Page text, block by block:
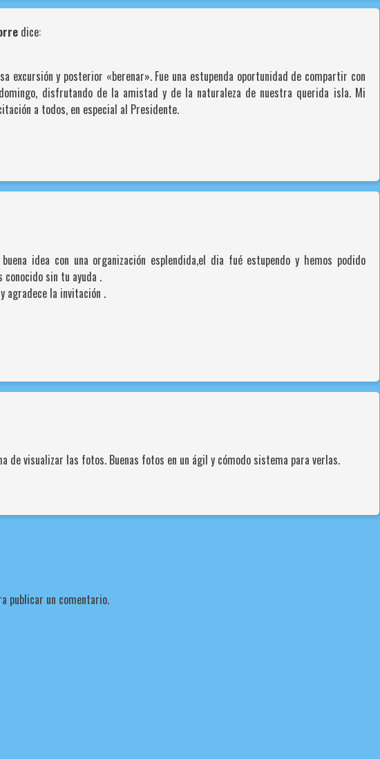
dice:
excursión y posterior «berenar». Fue una estupenda oportunidad de compartir con
disfrutando de la amistad y de la naturaleza de nuestra querida isla. Mi
a todos, en especial al Presidente.
idea con una organización esplendida,el dia fué estupendo y hemos podido
sin tu ayuda .
agradece la invitación .
de visualizar las fotos. Buenas fotos en un ágil y cómodo sistema para verlas.
publicar un comentario.